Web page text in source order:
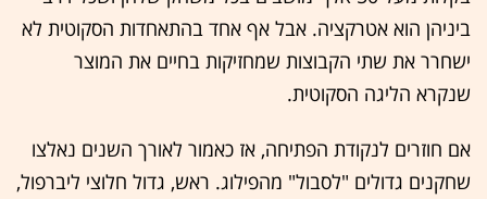
ביניהן הוא אטרקציה. אבל אף אחד בהתאחדות הסקוטית לא
ישחרר את שתי הקבוצות שמחזיקות בחיים את המוצר
שנקרא הליגה הסקוטית.
אם חוזרים לנקודת הפתיחה, אז כאמור לאורך השנים נאלצו
שחקנים גדולים "לסבול" מהפילוג. ראש, גדול חלוצי ליברפול,